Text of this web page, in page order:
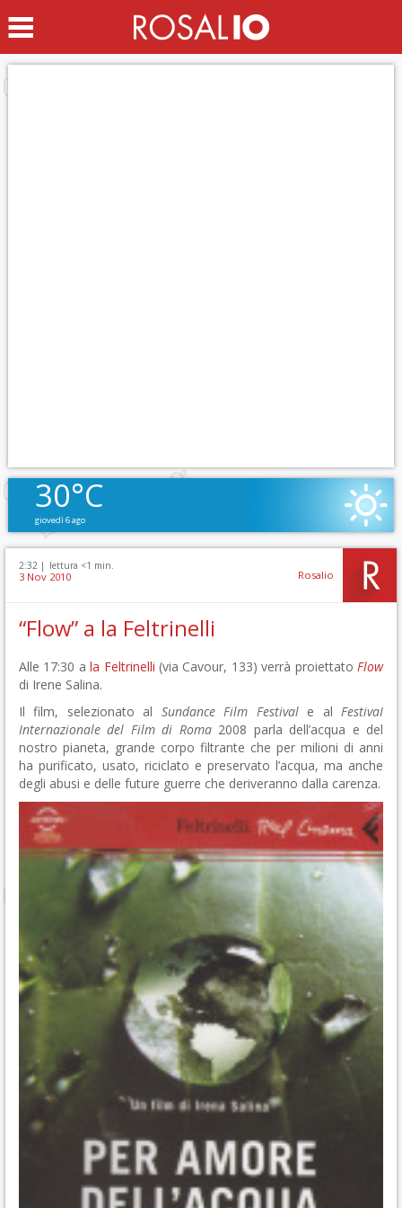
30°C
giovedì 6 ago
2:32 | lettura <1 min.
3 Nov 2010 Rosalio
“Flow” a la Feltrinelli
Alle 17:30 ala Feltrinelli (via Cavour, 133) verrà proiettatoFlow
di Irene Salina.
Il film, selezionato al Sundance Film Festivale alFestivaI
Internazionale del Film di Roma2008 parla dell’acqua e del
nostro pianeta, grande corpo filtrante che per milioni di anni
ha purificato, usato, riciclato e preservato l’acqua, ma anche
degli abusi e delle future guerre che deriveranno dalla carenza.